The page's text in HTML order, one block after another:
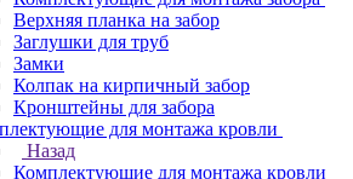
Верхняя планка на забор
Заглушки для труб
Замки
Колпак на кирпичный забор
Кронштейны для забора
для монтажа кровли
Назад
Комплектующие для монтажа кровли